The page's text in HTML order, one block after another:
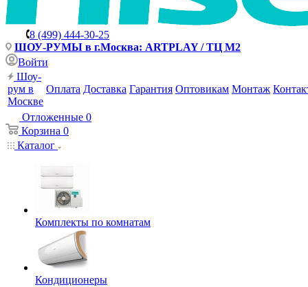
8 (499) 444-30-25
ШОУ-РУМЫ в г.Москва: ARTPLAY / ТЦ М2
Войти
Шоу-
рум в
Москве
Оплата Доставка Гарантия Оптовикам Монтаж
Отложенные 0
Корзина 0
Каталог
Комплекты по комнатам
Кондиционеры